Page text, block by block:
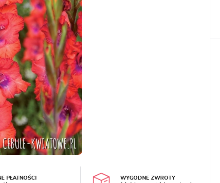
PŁATNOŚCI
WYGODNE ZWROTY